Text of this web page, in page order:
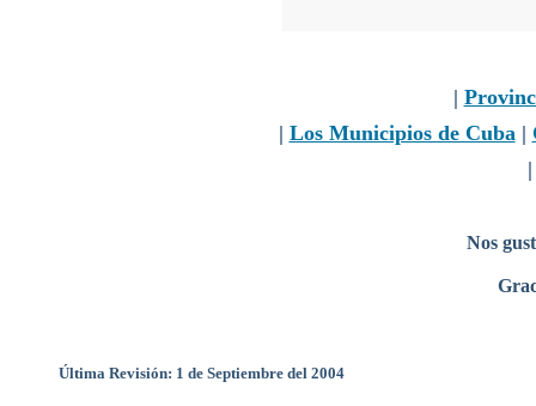
|
| Los Municipios de Cuba|
Nos
Última Revisión: 1 de Septiembre del 2004